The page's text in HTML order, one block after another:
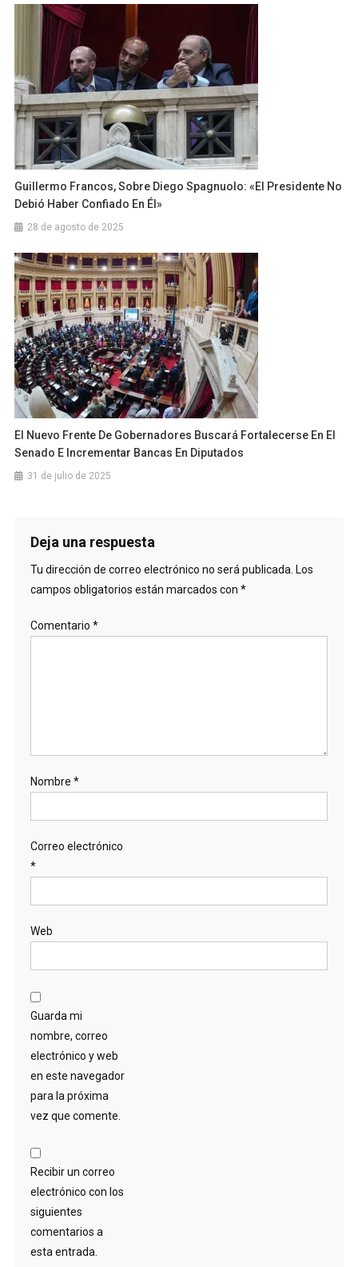
Guillermo Francos, Sobre Diego Spagnuolo: «El Presidente No
Debió Haber Confiado En Él»
28 de agosto de 2025
El Nuevo Frente De Gobernadores Buscará Fortalecerse En El
Senado E Incrementar Bancas En Diputados
31 de julio de 2025
Deja una respuesta
Tu dirección de correo electrónico no será publicada. Los
campos obligatorios están marcados con *
Comentario *
Nombre *
Correo electrónico
*
Web
Guarda mi
nombre, correo
electrónico y web
en este navegador
para la próxima
vez que comente.
Recibir un correo
electrónico con los
siguientes
comentarios a
esta entrada.